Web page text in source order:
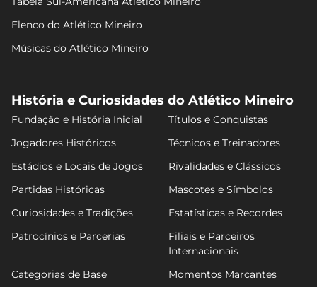
Elenco do Atlético Mineiro
Músicas do Atlético Mineiro
História e Curiosidades do Atlético Mineiro
Fundação e História Inicial
Títulos e Conquistas
Jogadores Históricos
Técnicos e Treinadores
Estádios e Locais de Jogos
Rivalidades e Clássicos
Partidas Históricas
Mascotes e Símbolos
Curiosidades e Tradições
Estatísticas e Recordes
Patrocínios e Parcerias
Filiais e Parceiros
Internacionais
Categorias de Base
Momentos Marcantes